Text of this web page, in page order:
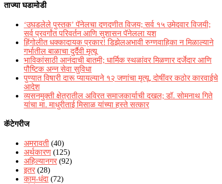
ताज्या घडामोडी
‘उघडलेले पुस्तक’ पॅनेलचा दणदणीत विजय; सर्व १५ उमेदवार विजयी;
सर्व प्रवर्गांत परिवर्तन आणि सुशासन पॅनेलला यश
हिंगोलीत धक्कादायक प्रकार! डिझेलअभावी रुग्णवाहिका न मिळाल्याने
गर्भातील बाळाचा दुर्दैवी मृत्यू
भाविकांसाठी आनंदाची बातमी; धार्मिक स्थळांवर मिळणार दर्जेदार आणि
पौष्टिक अन्न सेवा सुविधा
पुण्यात विषारी दारू प्यायल्याने १२ जणांचा मृत्यू, दोषींवर कठोर कारवाईचे
आदेश
व्यसनमुक्ती क्षेत्रातील अविरत समाजकार्याची दखल; डॉ. सोमनाथ गिते
यांचा मा. माधुरीताई मिसाळ यांच्या हस्ते सत्कार
कॅटेगरीज
अमरावती (40)
अर्थकारण (125)
अहिल्यानगर (92)
इतर (28)
काम-धंदा (72)